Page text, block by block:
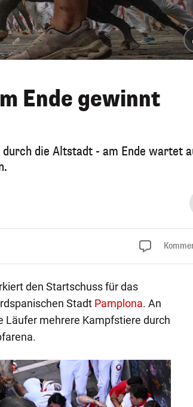
Ende gewinnt
die Altstadt - am Ende wartet
den Startschuss für das
Stadt Pamplona. An
Läufer mehrere Kampfstiere durch